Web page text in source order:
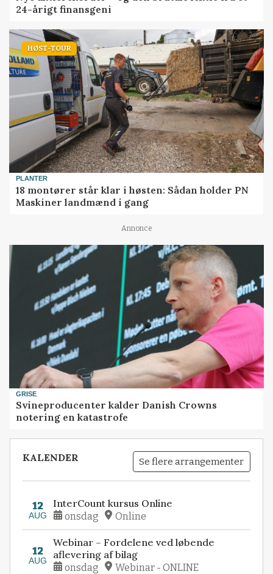
24-årigt finansgeni
HØST-TOUR
PLANTER
18 montører står klar i høsten: Sådan holder PN
Maskiner landmænd i gang
Annonce
GRISE
Svineproducenter kalder Danish Crowns
notering en katastrofe
KALENDER Se flere arrangementer
12
AUG
InterCount kursus Online
onsdag Online
12
AUG
Webinar – Fordelene ved løbende
aflevering af bilag
onsdag Webinar - ONLINE